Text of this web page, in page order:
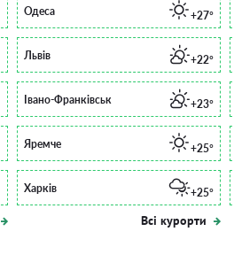
Одеса +27°
Львів +22°
Івано-Франківськ +23°
Яремче +25°
Харків +25°
Всі курорти